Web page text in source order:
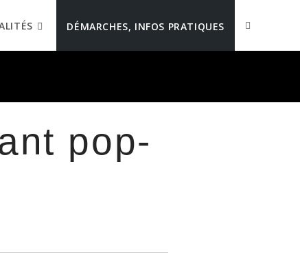
DÉMARCHES, INFOS PRATIQUES
pop-